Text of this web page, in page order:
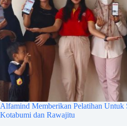
Alfamind Memberikan Pelatihan Untuk
Kotabumi dan Rawajitu